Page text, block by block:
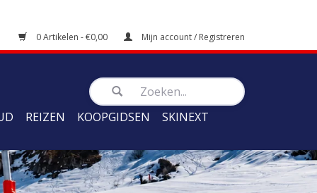
0 Artikelen - €0,00 Mijn account / Registreren
REIZEN KOOPGIDSEN SKINEXT